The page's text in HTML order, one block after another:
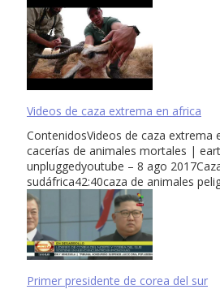
Videos de caza extrema en africa
ContenidosVideos de caza extrema
cacerías de animales mortales |
unpluggedyoutube – 8 ago
sudáfrica42:40caza de animales
Primer presidente de corea del sur